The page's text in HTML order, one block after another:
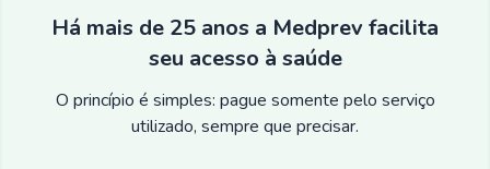
Há mais de 25 anos a Medprev facilita
seu acesso à saúde
O princípio é simples: pague somente pelo serviço
utilizado, sempre que precisar.